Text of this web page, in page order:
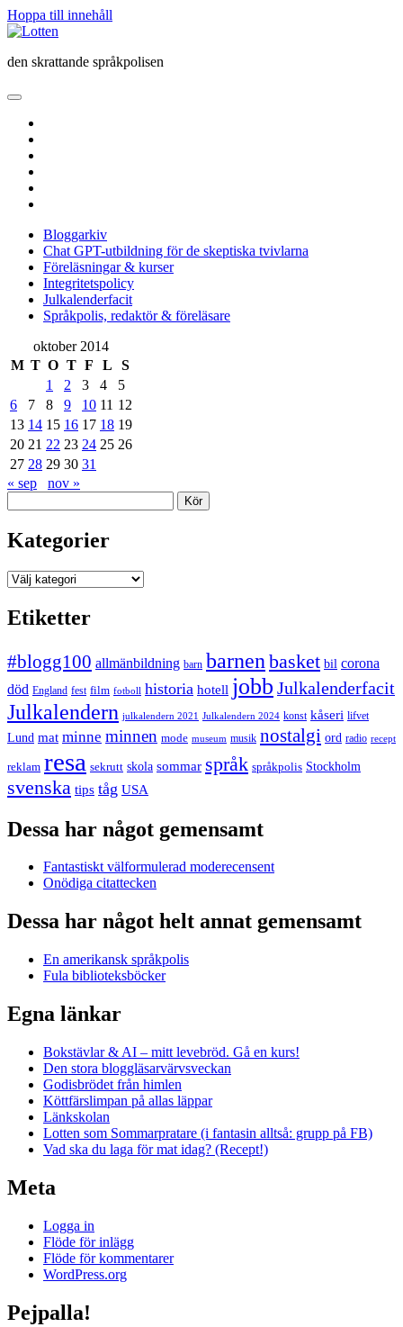
Hoppa till innehåll
Lotten
den skrattande språkpolisen
öppna
meny
Bloggarkiv
Chat GPT-utbildning för de skeptiska tvivlarna
Föreläsningar & kurser
Integritetspolicy
Julkalenderfacit
Språkpolis, redaktör & föreläsare
Sidopanel
oktober 2014
M T O T F L
S
1
2 3 4
5
6
7 8 9 10 11 12
13 14 15 16 17 18 19
20 21 22 23 24 25 26
27 28 29 30 31
« sep
nov »
Kategorier
Kategorier
Etiketter
#blogg100 allmänbildning barn barnen basket bil corona
död England fest film fotboll historia hotell jobb Julkalenderfacit
Julkalendern julkalendern 2021 Julkalendern 2024 konst kåseri lifvet
Lund mat minne minnen mode museum musik nostalgi ord radio recept
reklam resa sekrutt skola sommar språk språkpolis Stockholm
svenska tips tåg USA
Dessa har något gemensamt
Fantastiskt välformulerad moderecensent
Onödiga citattecken
Dessa har något helt annat gemensamt
En amerikansk språkpolis
Fula biblioteksböcker
Egna länkar
Bokstävlar & AI – mitt levebröd. Gå en kurs!
Den stora bloggläsarvärvsveckan
Godisbrödet från himlen
Köttfärslimpan på allas läppar
Länkskolan
Lotten som Sommarpratare (i fantasin alltså: grupp på FB)
Vad ska du laga för mat idag? (Recept!)
Meta
Logga in
Flöde för inlägg
Flöde för kommentarer
WordPress.org
Pejpalla!